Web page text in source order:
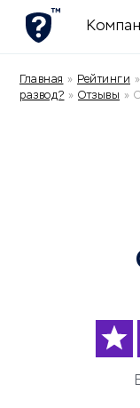
Главная » Рейтинги »
развод? » Отзывы »